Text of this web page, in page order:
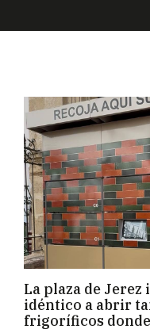
La plaza de
idéntico a abrir
frigoríficos